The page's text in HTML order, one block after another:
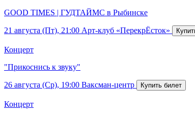
GOOD TIMES | ГУДТАЙМС в Рыбинске
21 августа (Пт), 21:00 Арт-клуб «ПерекрЁсток»
Концерт
"Прикоснись к звуку"
26 августа (Ср), 19:00 Ваксман-центр
Концерт